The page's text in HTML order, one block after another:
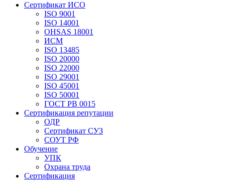
Сертификат ИСО
ISO 9001
ISO 14001
OHSAS 18001
ИСМ
ISO 13485
ISO 20000
ISO 22000
ISO 29001
ISO 45001
ISO 50001
ГОСТ РВ 0015
Сертификация репутации
ОДР
Сертификат СУЗ
СОУТ РФ
Обучение
УПК
Охрана труда
Сертификация